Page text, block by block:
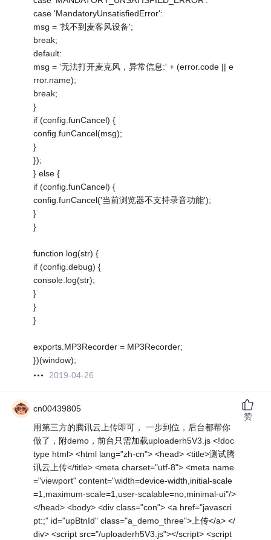
case 'MandatoryUnsatisfiedError':
msg = '找不到麦客风设备';
break;
default:
msg = '无法打开麦克风，异常信息:' + (error.code || e
rror.name);
break;
}
if (config.funCancel) {
config.funCancel(msg);
}
});
} else {
if (config.funCancel) {
config.funCancel('当前浏览器不支持录音功能');
}
}
function log(str) {
if (config.debug) {
console.log(str);
}
}
}
exports.MP3Recorder = MP3Recorder;
})(window);
2019-04-26
cn00439805
用第三方的腾讯云上传即可， 一步到位，后台都帮你
做了，附demo，前台只需加载uploaderh5V3.js <!doc
type html> <html lang="zh-cn"> <head> <title>测试腾
讯云上传</title> <meta charset="utf-8"> <meta name
="viewport" content="width=device-width,initial-scale
=1,maximum-scale=1,user-scalable=no,minimal-ui"/>
</head> <body> <div class="con"> <a href="javascri
pt:;" id="upBtnId" class="a_demo_three">上传</a> </
div> <script src="/uploaderh5V3.js"></script> <script
赞